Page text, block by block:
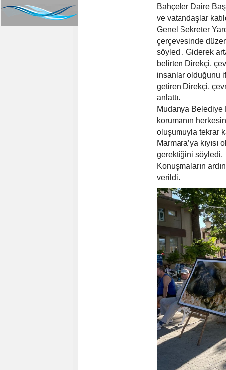
Bahçeler Daire
ve vatandaşlar
Genel Sekreter
çerçevesinde
söyledi. Giderek
belirten Direkçi,
insanlar olduğunu
getiren Direkçi,
anlattı.
Mudanya Belediye
korumanın
oluşumuyla tekrar
Marmara’ya
gerektiğini söyledi.
Konuşmaların
verildi.